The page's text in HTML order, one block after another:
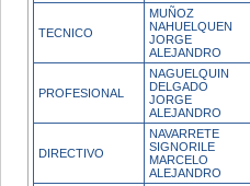
TECNICO
MUÑOZ
NAHUELQUEN
JORGE
ALEJANDRO
PROFESIONAL
NAGUELQUIN
DELGADO
JORGE
ALEJANDRO
DIRECTIVO
NAVARRETE
SIGNORILE
MARCELO
ALEJANDRO